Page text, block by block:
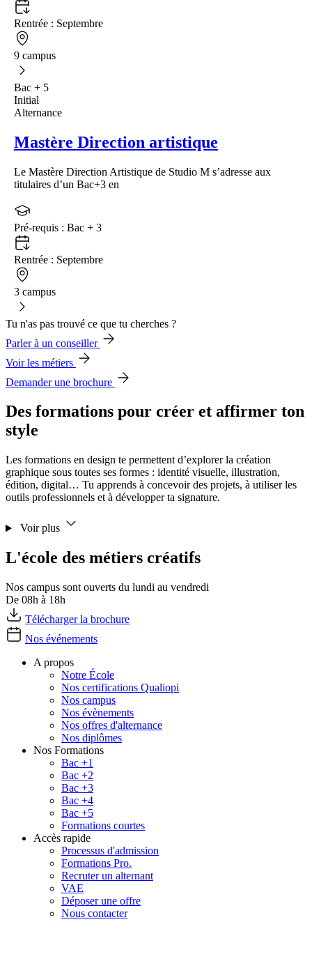
Rentrée : Septembre
9 campus
Bac + 5
Initial
Alternance
Mastère Direction artistique
Le Mastère Direction Artistique de Studio M s’adresse aux
titulaires d’un Bac+3 en
Pré-requis : Bac + 3
Rentrée : Septembre
3 campus
Tu n'as pas trouvé ce que tu cherches ?
Parler à un conseiller
Voir les métiers
Demander une brochure
Des formations pour créer et affirmer ton
style
Les formations en design te permettent d’explorer la création
graphique sous toutes ses formes : identité visuelle, illustration,
édition, digital… Tu apprends à concevoir des projets, à utiliser les
outils professionnels et à développer ta signature.
Voir plus
L'école des métiers créatifs
Nos campus sont ouverts du lundi au vendredi
De 08h à 18h
Télécharger la brochure
Nos événements
A propos
Notre École
Nos certifications Qualiopi
Nos campus
Nos évènements
Nos offres d'alternance
Nos diplômes
Nos Formations
Bac +1
Bac +2
Bac +3
Bac +4
Bac +5
Formations courtes
Accès rapide
Processus d'admission
Formations Pro.
Recruter un alternant
VAE
Déposer une offre
Nous contacter